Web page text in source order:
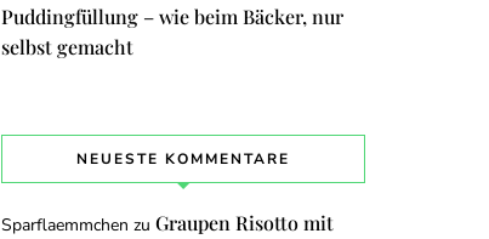
Puddingfüllung – wie beim Bäcker, nur
selbst gemacht
NEUESTE KOMMENTARE
Sparflaemmchen zu Graupen Risotto mit